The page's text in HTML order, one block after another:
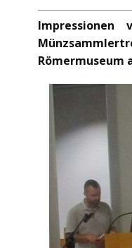
Impressionen
Römermuseum